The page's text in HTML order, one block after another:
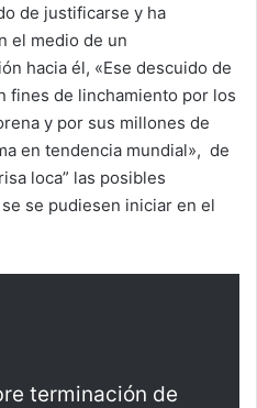
de justificarse y ha
el medio de un
hacia él, «Ese descuido de
fines de linchamiento por los
y por sus millones de
en tendencia mundial», de
loca” las posibles
se pudiesen iniciar en el
terminación de